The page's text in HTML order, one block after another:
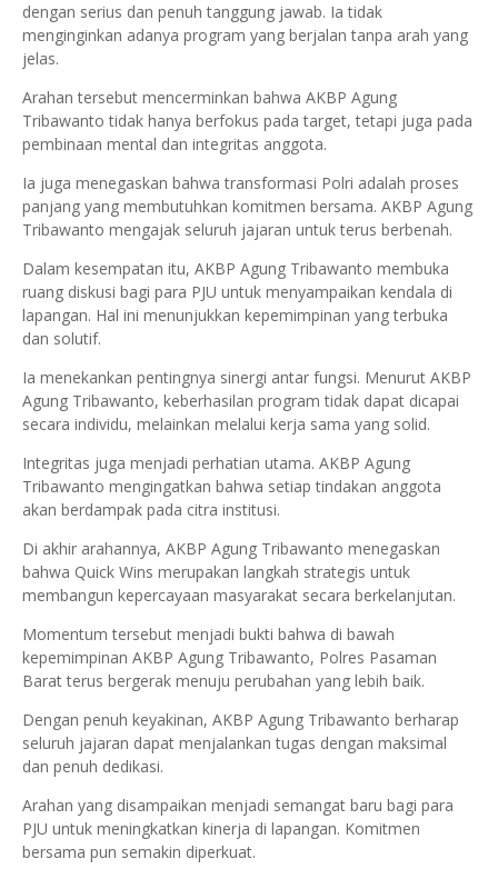
dengan serius dan penuh tanggung jawab. Ia tidak
menginginkan adanya program yang berjalan tanpa arah yang
jelas.
Arahan tersebut mencerminkan bahwa AKBP Agung
Tribawanto tidak hanya berfokus pada target, tetapi juga pada
pembinaan mental dan integritas anggota.
Ia juga menegaskan bahwa transformasi Polri adalah proses
panjang yang membutuhkan komitmen bersama. AKBP Agung
Tribawanto mengajak seluruh jajaran untuk terus berbenah.
Dalam kesempatan itu, AKBP Agung Tribawanto membuka
ruang diskusi bagi para PJU untuk menyampaikan kendala di
lapangan. Hal ini menunjukkan kepemimpinan yang terbuka
dan solutif.
Ia menekankan pentingnya sinergi antar fungsi. Menurut AKBP
Agung Tribawanto, keberhasilan program tidak dapat dicapai
secara individu, melainkan melalui kerja sama yang solid.
Integritas juga menjadi perhatian utama. AKBP Agung
Tribawanto mengingatkan bahwa setiap tindakan anggota
akan berdampak pada citra institusi.
Di akhir arahannya, AKBP Agung Tribawanto menegaskan
bahwa Quick Wins merupakan langkah strategis untuk
membangun kepercayaan masyarakat secara berkelanjutan.
Momentum tersebut menjadi bukti bahwa di bawah
kepemimpinan AKBP Agung Tribawanto, Polres Pasaman
Barat terus bergerak menuju perubahan yang lebih baik.
Dengan penuh keyakinan, AKBP Agung Tribawanto berharap
seluruh jajaran dapat menjalankan tugas dengan maksimal
dan penuh dedikasi.
Arahan yang disampaikan menjadi semangat baru bagi para
PJU untuk meningkatkan kinerja di lapangan. Komitmen
bersama pun semakin diperkuat.